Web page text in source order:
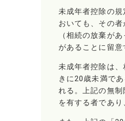
未成年者控除の
おいても、その
（相続の放棄が
があることに留意
未成年者控除は
きに20歳未満で
れる。上記の無
を有する者であ